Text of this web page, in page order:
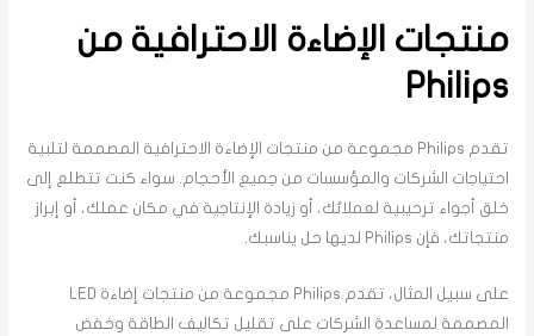
منتجات الإضاءة الاحترافية من
Philips
تقدم Philips مجموعة من منتجات الإضاءة الاحترافية المصممة لتلبية
احتياجات الشركات والمؤسسات من جميع الأحجام. سواء كنت تتطلع إلى
خلق أجواء ترحيبية لعملائك، أو زيادة الإنتاجية في مكان عملك، أو إبراز
منتجاتك، فإن Philips لديها حل يناسبك.
على سبيل المثال، تقدم Philips مجموعة من منتجات إضاءة LED
المصممة لمساعدة الشركات على تقليل تكاليف الطاقة وخفض